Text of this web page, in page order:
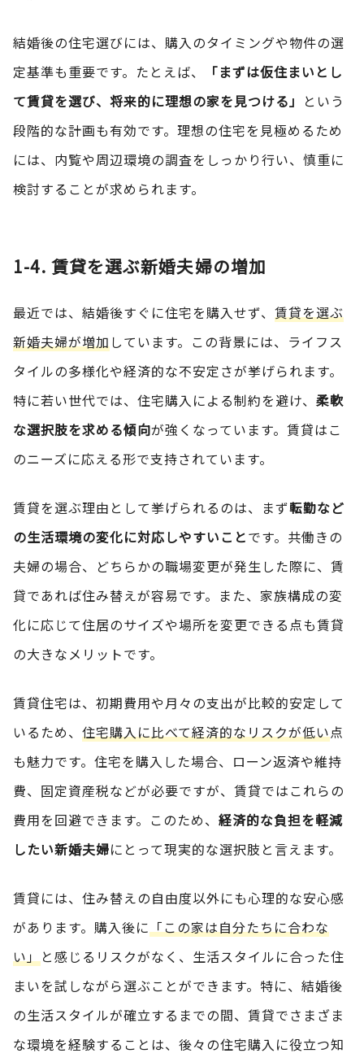
結婚後の住宅選びには、購入のタイミングや物件の選
定基準も重要です。たとえば、
「まずは仮住まいとし
て賃貸を選び、将来的に理想の家を見つける」 という
段階的な計画も有効です。理想の住宅を見極めるため
には、内覧や周辺環境の調査をしっかり行い、慎重に
検討することが求められます。
1-4. 賃貸を選ぶ新婚夫婦の増加
最近では、結婚後すぐに住宅を購入せず、 賃貸を選ぶ
新婚夫婦が増加 しています。この背景には、ライフス
タイルの多様化や経済的な不安定さが挙げられます。
特に若い世代では、住宅購入による制約を避け、 柔軟
な選択肢を求める傾向が強くなっています。賃貸はこ
のニーズに応える形で支持されています。
賃貸を選ぶ理由として挙げられるのは、まず転勤など
の生活環境の変化に対応しやすいことです。共働きの
夫婦の場合、どちらかの職場変更が発生した際に、賃
貸であれば住み替えが容易です。また、家族構成の変
化に応じて住居のサイズや場所を変更できる点も賃貸
の大きなメリットです。
賃貸住宅は、初期費用や月々の支出が比較的安定して
いるため、 住宅購入に比べて経済的なリスクが低い点
も魅力です。住宅を購入した場合、ローン返済や維持
費、固定資産税などが必要ですが、賃貸ではこれらの
費用を回避できます。このため、 経済的な負担を軽減
したい新婚夫婦にとって現実的な選択肢と言えます。
賃貸には、住み替えの自由度以外にも心理的な安心感
があります。購入後に 「この家は自分たちに合わな
い」 と感じるリスクがなく、生活スタイルに合った住
まいを試しながら選ぶことができます。特に、結婚後
の生活スタイルが確立するまでの間、賃貸でさまざま
な環境を経験することは、後々の住宅購入に役立つ知